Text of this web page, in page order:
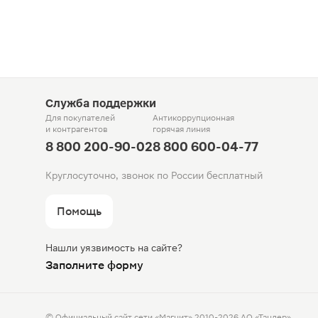
Служба поддержки
Для покупателей
и контрагентов
8 800 200-90-02
Антикоррупционная
горячая линия
8 800 600-04-77
Круглосуточно, звонок по России бесплатный
Помощь
Нашли уязвимость на сайте?
Заполните форму